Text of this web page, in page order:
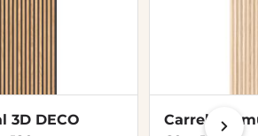
3D DECO
Carrelage